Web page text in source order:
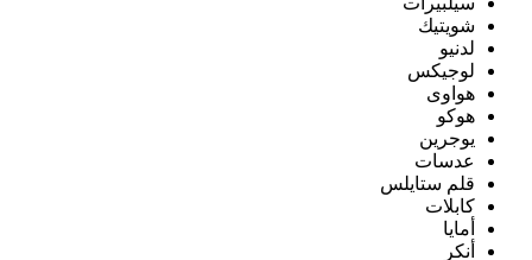
شويتيك
لدنيو
لوجيكس
هواوى
هوكو
يوجرين
عدسات
قلم ستايلس
كابلات
أمايا
أنكر